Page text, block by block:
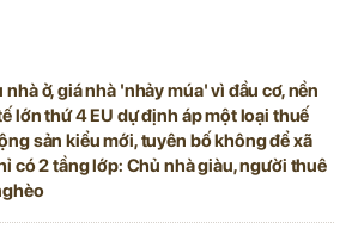
nhà ở, giá nhà 'nhảy múa' vì đầu cơ, nền
lớn thứ 4 EU dự định áp một loại thuế
sản kiểu mới, tuyên bố không để xã
có 2 tầng lớp: Chủ nhà giàu, người thuê